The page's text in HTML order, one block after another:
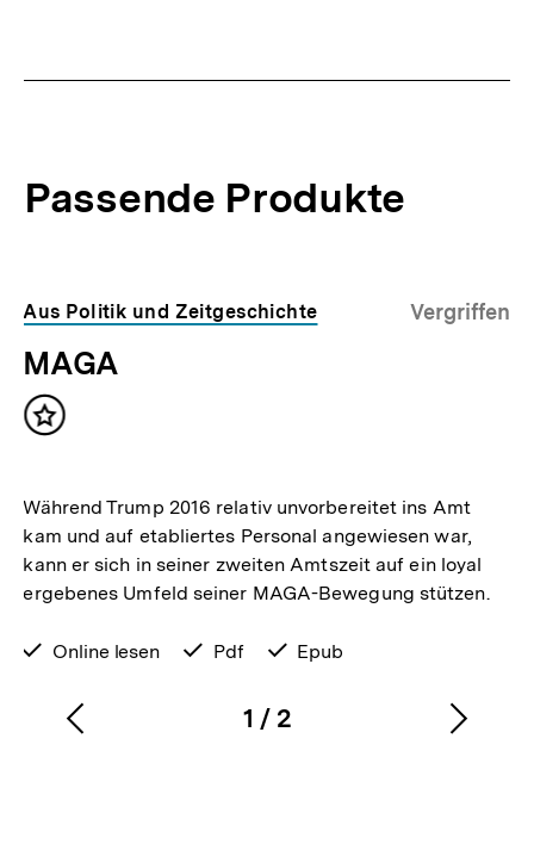
Passende Produkte
Aus Politik und Zeitgeschichte Vergriffen
MAGA
Inhalt
Während Trump 2016 relativ unvorbereitet ins Amt
kam und auf etabliertes Personal angewiesen war,
kann er sich in seiner zweiten Amtszeit auf ein loyal
ergebenes Umfeld seiner MAGA-Bewegung stützen.
verfügbar
Online lesen
verfügbar
Pdf
verfügbar
Epub
Karussellinhalt
1
von
/ 2
Vorherigen